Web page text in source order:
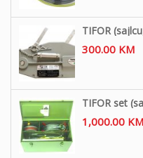
TIFOR
300.00 KM
TIFOR set
1,000.00 KM